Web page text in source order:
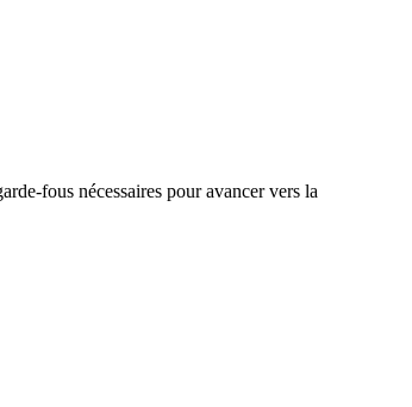
fous nécessaires pour avancer vers la